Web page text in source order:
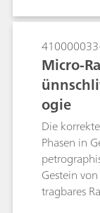
Micro-
ogie
Die
Phasen in
Gestein
tragbares